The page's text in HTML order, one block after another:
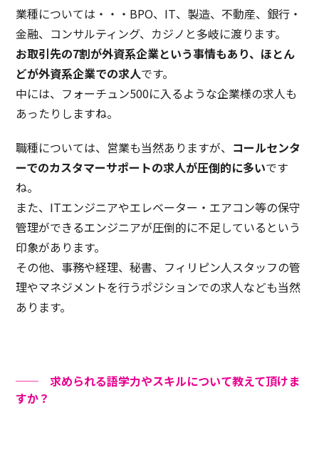
業種については・・・BPO、IT、製造、不動産、銀行・
金融、コンサルティング、カジノと多岐に渡ります。
お取引先の7割が外資系企業という事情もあり、ほとん
どが外資系企業での求人です。
中には、フォーチュン500に入るような企業様の求人も
あったりしますね。
職種については、営業も当然ありますが、 コールセンタ
ーでのカスタマーサポートの求人が圧倒的に多いです
ね。
また、ITエンジニアやエレベーター・エアコン等の保守
管理ができるエンジニアが圧倒的に不足しているという
印象があります。
その他、事務や経理、秘書、フィリピン人スタッフの管
理やマネジメントを行うポジションでの求人なども当然
あります。
── 求められる語学力やスキルについて教えて頂けま
すか？